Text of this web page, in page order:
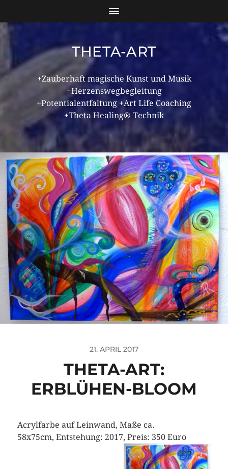
THETA-ART
+Zauberhaft magische Kunst und Musik
+Herzenswegbegleitung
+Potentialentfaltung +Art Life Coaching
+Theta Healing® Technik
21. APRIL 2017
THETA-ART:
ERBLÜHEN-BLOOM
Acrylfarbe auf Leinwand, Maße ca.
58x75cm, Entstehung: 2017, Preis: 350 Euro